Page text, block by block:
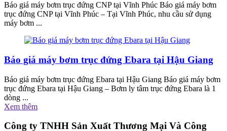
Báo giá máy bơm trục đứng CNP tại Vĩnh Phúc Báo giá máy bơm
trục đứng CNP tại Vĩnh Phúc – Tại Vĩnh Phúc, nhu cầu sử dụng
máy bơm ...
Báo giá máy bơm trục đứng Ebara tại Hậu Giang
Báo giá máy bơm trục đứng Ebara tại Hậu Giang Báo giá máy bơm
trục đứng Ebara tại Hậu Giang – Bơm ly tâm trục đứng Ebara là 1
dòng ...
Xem thêm
Công ty TNHH Sản Xuất Thương Mại Và Công